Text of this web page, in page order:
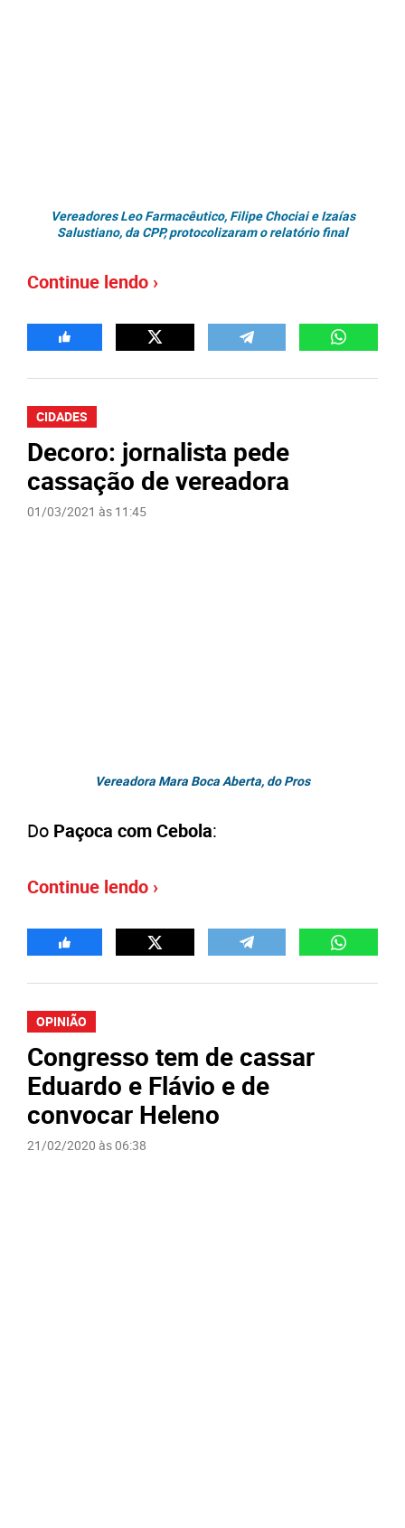
Vereadores Leo Farmacêutico, Filipe Chociai e Izaías
Salustiano, da CPP, protocolizaram o relatório final
Continue lendo ›
CIDADES
Decoro: jornalista pede
cassação de vereadora
01/03/2021 às 11:45
Vereadora Mara Boca Aberta, do Pros
Do Paçoca com Cebola:
Continue lendo ›
OPINIÃO
Congresso tem de cassar
Eduardo e Flávio e de
convocar Heleno
21/02/2020 às 06:38